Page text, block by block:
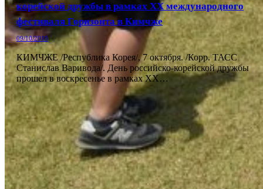
корейской дружбы в рамках ХХ международного
фестиваля Горизонта в Кимчже
09/10/2018
КИМЧЖЕ /Республика Корея/, 7 октября. /Корр. ТАСС
Станислав Варивода/. День российско-корейской дружбы
прошел в воскресенье в рамках XX…